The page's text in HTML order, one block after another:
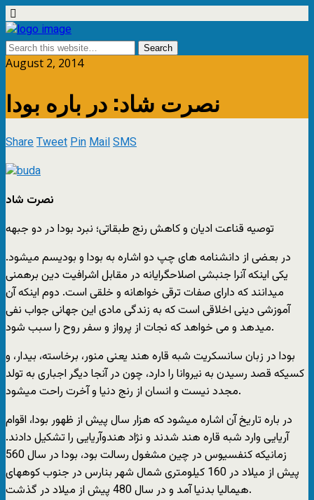
August 2, 2014
نصرت شاد: در باره بودا
ShareTweetPinMailSMS
نصرت شاد
توصیه قناعت ادیان و کاهش رنج طبقاتی؛ نبرد بودا در دو جبهه
در بعضی از دانشنامه های چپ دو اشاره به بودا و بودیسم میشود.
یکی اینکه آنرا جنبشی اصلاحگرایانه در مقابل اشرافیت دین برهمنی
میدانند که دارای صفات ترقی خواهانه و خلقی است. دوم اینکه آن
آموزشی دینی اخلاقی است که به زندگی مادی این جهانی جواب نفی
میدهد و می خواهد که نجات از پرواز و سفر روح را سبب شود.
بودا در زبان سانسکریت شبه قاره هند یعنی منور، برخاسته، بیدار، و
کسیکه قصد رسیدن به نیروانا را دارد، چون در آنجا دیگر اجباری به تولد
مجدد نیست و انسان از رنج دنیا و آخرت راحت میشود.
در باره تاریخ آن اشاره میشود که هزار سال پیش از ظهور بودا، اقوام
آریایی وارد شبه قاره هند شدند و نژاد هندوآریایی را تشکیل دادند.
زمانیکه کنفسیوس در چین مشغول رسالت بود، بودا در سال 560
پیش از میلاد در 160 کیلومتری شمال شهر بنارس در جنوب کوههای
هیمالیا بدنیا آمد و در سال 480 پیش از میلاد در گذشت.